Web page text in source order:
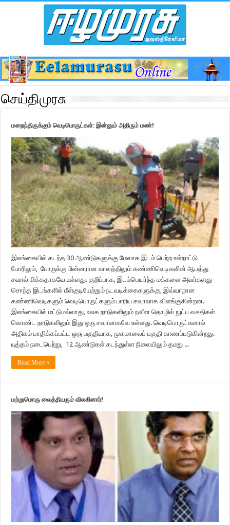
செய்திமுரசு
மறைந்திருக்கும் வெடிபொருட்கள்: இன்னும் அதிரும் மண்!
இலங்கையில் கடந்த 30 ஆண்டுகளுக்கு மேலாக இடம் பெற்ற உள்நாட்டு
போரிலும், போருக்கு பின்னரான காலத்திலும் கண்ணிவெடிகளின் ஆபத்து
சவால் மிக்கதாகவே உள்ளது. குறிப்பாக, இடம்பெயர்ந்த மக்களை அவர்களது
சொந்த இடங்களில் மீள்குடியேற்றும் நடவடிக்கைகளுக்கு, இவ்வாறான
கண்ணிவெடிகளும் வெடிபொருட்களும் பாரிய சவாலாக விளங்குகின்றன.
இலங்கையில் மட்டுமல்லாது, உலக நாடுகளிலும் நவீன தொழில் நுட்ப வசதிகள்
கொண்ட நாடுகளிலும் இது ஒரு சவாலாகவே உள்ளது. வெடிபொருட்களால்
அதிகம் பாதிக்கப்பட்ட ஒரு பகுதியாக, முகமாலைப் பகுதி காணப்படுகின்றது.
யுத்தம் நடைபெற்று, 12 ஆண்டுகள் கடந்துள்ள நிலையிலும் தமது ...
Read More »
மற்றுமொரு வைத்தியரும் விலகினார்!